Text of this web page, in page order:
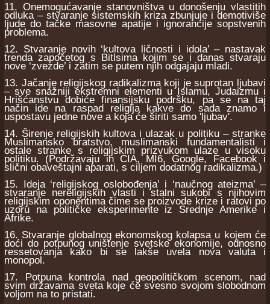
11. Onemogućavanje stanovništva u donošenju vlastitih
odluka – stvaranje sistemskih kriza zbunjuje i demotiviše
ljude do tačke masovne apatije i ignorancije sopstvenih
problema.
12. Stvaranje novih ‘kultova ličnosti i idola’ – nastavak
trenda započetog s Bitlsima kojim se i danas stvaraju
nove ‘zvezde’ i zatim se putem njih odgajaju mladi.
13. Jačanje religijskog radikalizma koji je suprotan ljubavi
– sve snažniji ekstremni elementi u Islamu, Judaizmu i
Hrišćanstvu dobiće finansijsku podršku, pa se na taj
način ide na raspad religija kakve do sada znamo i
uspostavu jedne nove a koja će širiti samo 'ljubav'.
14. Širenje religijskih kultova i ulazak u politiku – stranke
Muslimansko bratstvo, muslimanski fundamentalisti i
ostale stranke s religijskim prizvukom ulaze u visoku
politiku. (Podržavaju ih CIA, MI6, Google, Facebook i
slični obaveštajni aparati, s ciljem dodatnog radikalizma.)
15. Ideja ‘religijskog oslobođenja’ i ‘naučnog ateizma’ –
stvaranje nereligijskih vlasti i stalni sukobi s njihovim
religijskim oponentima čime se proizvode krize i ratovi po
uzoru na političke eksperimente iz Srednje Amerike i
Afrike.
16. Stvaranje globalnog ekonomskog kolapsa u kojem će
doći do potpunog uništenje svetske ekonomije, odnosno
ressetovanja kako bi se lakše uvela nova valuta i
monopol.
17. Potpuna kontrola nad geopolitičkom scenom, nad
svim državama sveta koje će svesno svojom slobodnom
voljom na to pristati.